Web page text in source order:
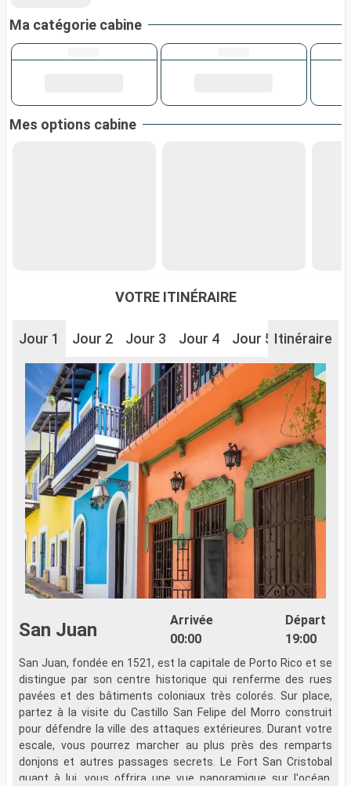
Ma catégorie cabine
Mes options cabine
VOTRE ITINÉRAIRE
Jour 1 Jour 2 Jour 3 Jour 4 Jour 5 Jour 6
Itinéraire
San Juan
Arrivée
00:00
Départ
19:00
San Juan, fondée en 1521, est la capitale de Porto Rico et se
distingue par son centre historique qui renferme des rues
pavées et des bâtiments coloniaux très colorés. Sur place,
partez à la visite du Castillo San Felipe del Morro construit
pour défendre la ville des attaques extérieures. Durant votre
escale, vous pourrez marcher au plus près des remparts
donjons et autres passages secrets. Le Fort San Cristobal
quant à lui, vous offrira une vue panoramique sur l'océan.